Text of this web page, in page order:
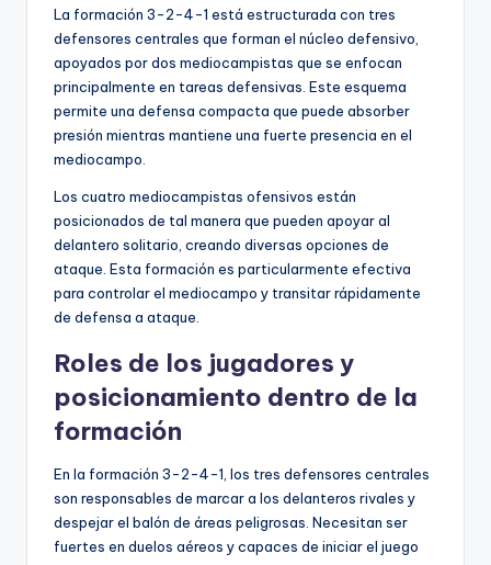
La formación 3-2-4-1 está estructurada con tres
defensores centrales que forman el núcleo defensivo,
apoyados por dos mediocampistas que se enfocan
principalmente en tareas defensivas. Este esquema
permite una defensa compacta que puede absorber
presión mientras mantiene una fuerte presencia en el
mediocampo.
Los cuatro mediocampistas ofensivos están
posicionados de tal manera que pueden apoyar al
delantero solitario, creando diversas opciones de
ataque. Esta formación es particularmente efectiva
para controlar el mediocampo y transitar rápidamente
de defensa a ataque.
Roles de los jugadores y
posicionamiento dentro de la
formación
En la formación 3-2-4-1, los tres defensores centrales
son responsables de marcar a los delanteros rivales y
despejar el balón de áreas peligrosas. Necesitan ser
fuertes en duelos aéreos y capaces de iniciar el juego